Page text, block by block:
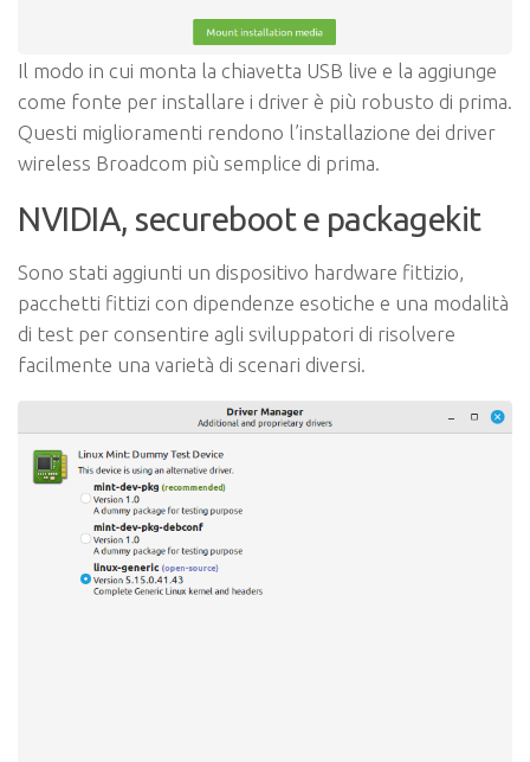
Il modo in cui monta la chiavetta USB live e la aggiunge
come fonte per installare i driver è più robusto di prima.
Questi miglioramenti rendono l’installazione dei driver
wireless Broadcom più semplice di prima.
NVIDIA, secureboot e packagekit
Sono stati aggiunti un dispositivo hardware fittizio,
pacchetti fittizi con dipendenze esotiche e una modalità
di test per consentire agli sviluppatori di risolvere
facilmente una varietà di scenari diversi.